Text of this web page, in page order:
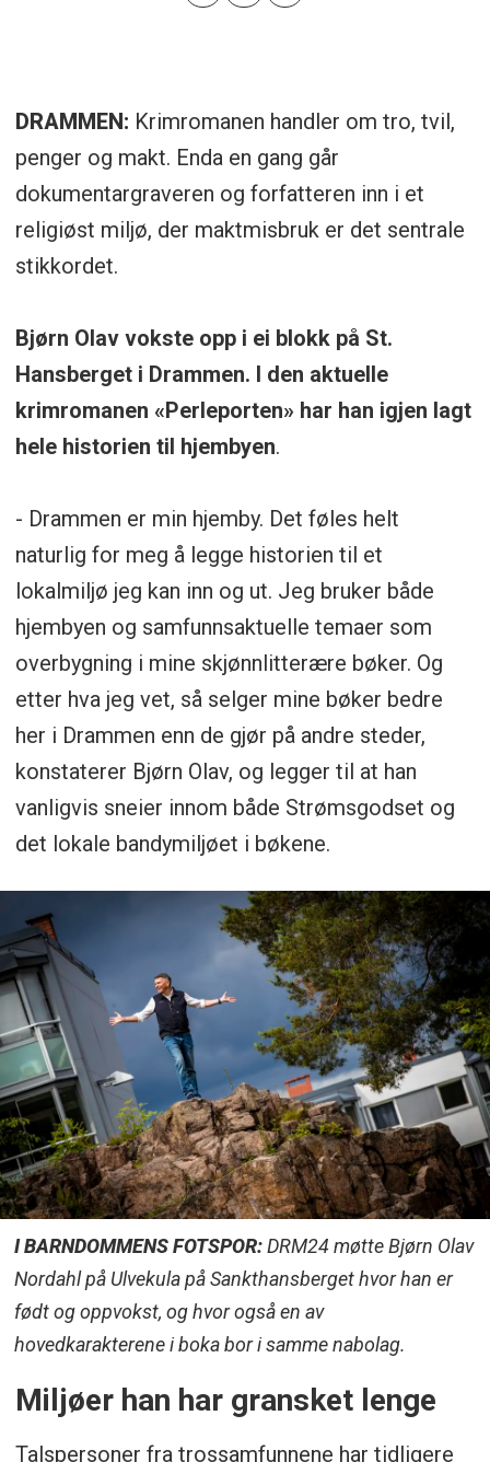
DRAMMEN: Krimromanen handler om tro, tvil,
penger og makt. Enda en gang går
dokumentargraveren og forfatteren inn i et
religiøst miljø, der maktmisbruk er det sentrale
stikkordet.
Bjørn Olav vokste opp i ei blokk på St.
Hansberget i Drammen. I den aktuelle
krimromanen «Perleporten» har han igjen lagt
hele historien til hjembyen.
- Drammen er min hjemby. Det føles helt
naturlig for meg å legge historien til et
lokalmiljø jeg kan inn og ut. Jeg bruker både
hjembyen og samfunnsaktuelle temaer som
overbygning i mine skjønnlitterære bøker. Og
etter hva jeg vet, så selger mine bøker bedre
her i Drammen enn de gjør på andre steder,
konstaterer Bjørn Olav, og legger til at han
vanligvis sneier innom både Strømsgodset og
det lokale bandymiljøet i bøkene.
I BARNDOMMENS FOTSPOR:DRM24 møtte Bjørn Olav
Nordahl på Ulvekula på Sankthansberget hvor han er
født og oppvokst, og hvor også en av
hovedkarakterene i boka bor i samme nabolag.
Miljøer han har gransket lenge
Talspersoner fra trossamfunnene har tidligere